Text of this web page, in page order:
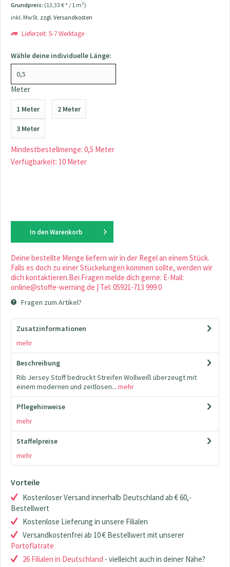
Grundpreis: (13,33 € * / 1 m²)
inkl. MwSt. zzgl. Versandkosten
Lieferzeit: 5-7 Werktage
Wähle deine individuelle Länge:
Meter
1 Meter 2 Meter
3 Meter
Mindestbestellmenge: 0,5 Meter
Verfügbarkeit: 10 Meter
In den Warenkorb
Deine bestellte Menge liefern wir in der Regel an einem Stück.
Falls es doch zu einer Stückelungen kommen sollte, werden wir
dich kontaktieren.Bei Fragen melde dich gerne: E-Mail:
online@stoffe-werning.de | Tel: 05921-713 999 0
Fragen zum Artikel?
Zusatzinformationen
mehr
Beschreibung
Rib Jersey Stoff bedruckt Streifen Wollweiß überzeugt mit
einem modernen und zeitlosen... mehr
Pflegehinweise
mehr
Staffelpreise
mehr
Vorteile
Kostenloser Versand innerhalb Deutschland ab € 60,-
Bestellwert
Kostenlose Lieferung in unsere Filialen
Versandkostenfrei ab 10 € Bestellwert mit unserer
Portoflatrate
26 Filialen in Deutschland - vielleicht auch in deiner Nähe?